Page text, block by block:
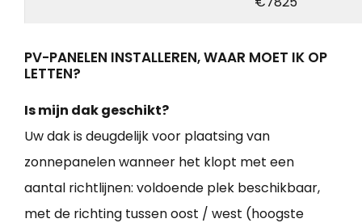
PV-PANELEN INSTALLEREN, WAAR MOET IK OP
LETTEN?
Is mijn dak geschikt?
Uw dak is deugdelijk voor plaatsing van
zonnepanelen wanneer het klopt met een
aantal richtlijnen: voldoende plek beschikbaar,
met de richting tussen oost / west (hoogste